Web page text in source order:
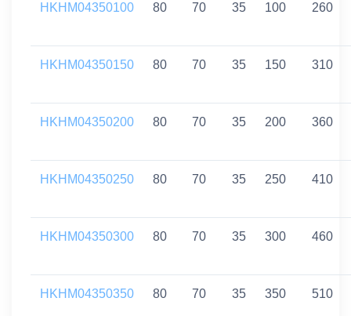
HKHM04350100 80 70 35 100 260
HKHM04350150 80 70 35 150 310
HKHM04350200 80 70 35 200 360
HKHM04350250 80 70 35 250 410
HKHM04350300 80 70 35 300 460
HKHM04350350 80 70 35 350 510